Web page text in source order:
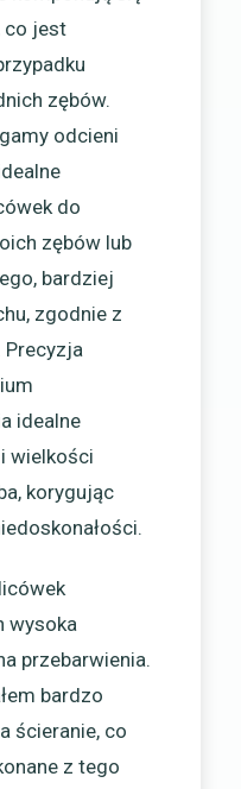
co jest
zębów.
odcieni
do
zębów lub
bardziej
zgodnie z
idealne
wielkości
korygując
wysoka
przebarwienia.
bardzo
ścieranie, co
z tego